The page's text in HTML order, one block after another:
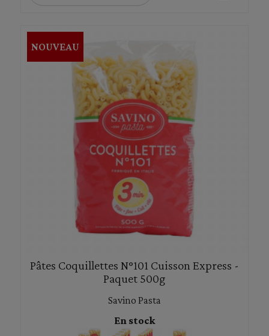
Pâtes Coquillettes N°101 Cuisson Express -
Paquet 500g
Savino Pasta
En stock
NOUVEAU